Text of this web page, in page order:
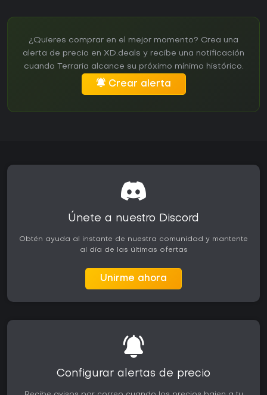
¿Quieres comprar en el mejor momento? Crea una
alerta de precio en XD.deals y recibe una notificación
cuando Terraria alcance su próximo mínimo histórico.
Crear alerta
Únete a nuestro Discord
Obtén ayuda al instante de nuestra comunidad y mantente
al día de las últimas ofertas
Unirme ahora
Configurar alertas de precio